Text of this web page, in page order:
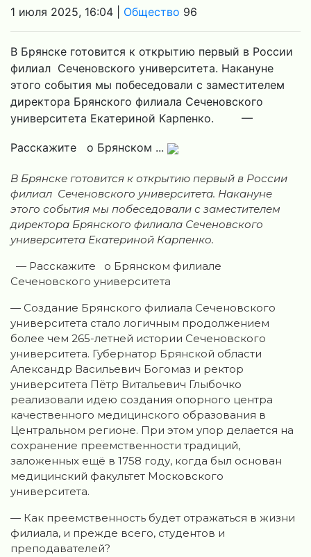
1 июля 2025, 16:04 | Общество 96
В Брянске готовится к открытию первый в России
филиал Сеченовского университета. Накануне
этого события мы побеседовали с заместителем
директора Брянского филиала Сеченовского
университета Екатериной Карпенко. —
Расскажите о Брянском ...
В Брянске готовится к открытию первый в России
филиал Сеченовского университета. Накануне
этого события мы побеседовали с заместителем
директора Брянского филиала Сеченовского
университета Екатериной Карпенко.
— Расскажите о Брянском филиале
Сеченовского университета
— Создание Брянского филиала Сеченовского
университета стало логичным продолжением
более чем 265-летней истории Сеченовского
университета. Губернатор Брянской области
Александр Васильевич Богомаз и ректор
университета Пётр Витальевич Глыбочко
реализовали идею создания опорного центра
качественного медицинского образования в
Центральном регионе. При этом упор делается на
сохранение преемственности традиций,
заложенных ещё в 1758 году, когда был основан
медицинский факультет Московского
университета.
— Как преемственность будет отражаться в жизни
филиала, и прежде всего, студентов и
преподавателей?